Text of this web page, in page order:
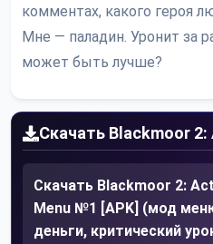
комментах, какого героя
Мне — паладин. Уронит за
может быть лучше?
Скачать Blackmoor
Скачать Blackmoor 2:
Menu №1 [APK] (мод
деньги, критический